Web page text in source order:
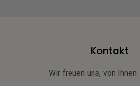
Kontakt
Wir freuen uns, von Ihnen